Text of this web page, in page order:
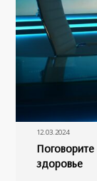
12.03.2024
здоровье